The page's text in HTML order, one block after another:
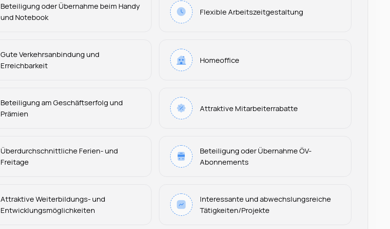
Beteiligung oder Übernahme beim Handy
und Notebook
Flexible Arbeitszeitgestaltung
Gute Verkehrsanbindung und
Erreichbarkeit
Homeoffice
Beteiligung am Geschäftserfolg und
Prämien
Attraktive Mitarbeiterrabatte
Überdurchschnittliche Ferien- und
Freitage
Beteiligung oder Übernahme ÖV-
Abonnements
Attraktive Weiterbildungs- und
Entwicklungsmöglichkeiten
Interessante und abwechslungsreiche
Tätigkeiten/Projekte